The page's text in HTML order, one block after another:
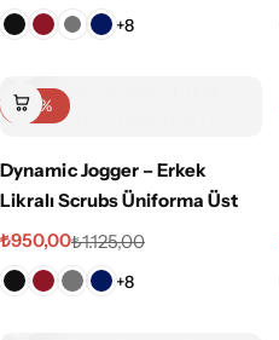
+8
-16%
Dynamic Jogger – Erkek
Likralı Scrubs Üniforma Üst
₺1.125,00
₺950,00
+8
Erkek
Dynamic Esnek Koleksiyonu
Klinik Üniformaları
Sağlık Bölümü Öğrencileri
Teknik Hizmetler
Tıbbi Sekreterler